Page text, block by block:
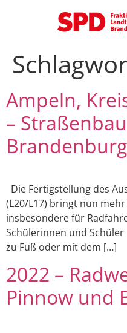
Ampeln,
–
Brandenburg
Die Fertigstellung des
(L20/L17) bringt nun
insbesondere für
Schülerinnen und
zu Fuß oder mit dem […]
2022 –
Pinnow und